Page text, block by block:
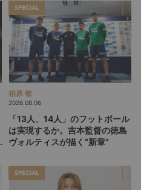
SPECIAL
柏原 敏
2026.08.06
「13人、14人」のフットボール
は実現するか。吉本監督の徳島
ヴォルティスが描く“新章”
SPECIAL